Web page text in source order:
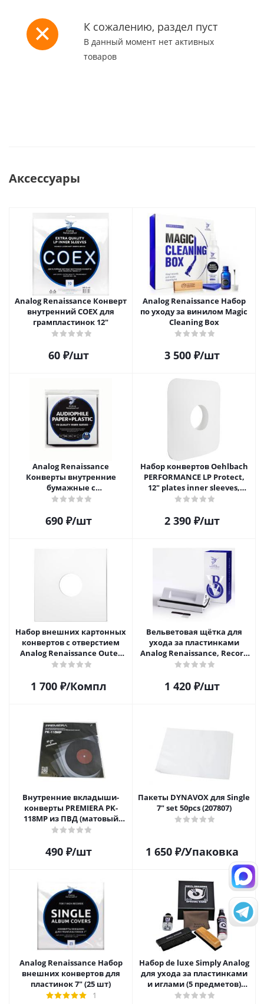
К сожалению, раздел пуст
В данный момент нет активных
товаров
Аксессуары
Analog Renaissance Конверт
внутренний COEX для
грампластинок 12"
60 ₽/шт
Analog Renaissance Набор
по уходу за винилом Magic
Cleaning Box
3 500₽/шт
Analog Renaissance
Конверты внутренние
бумажные с
антистатическим пакетом
Audiophile Paper+Plastic (10
690 ₽/шт
Набор конвертов Oehlbach
PERFORMANCE LP Protect,
12" plates inner sleeves,
D1C2611
2 390₽/шт
Набор внешних картонных
конвертов с отверстием
Analog Renaissance Оuter
Carton Jacket, 10шт, AR-
1 700 ₽/Компл
Вельветовая щётка для
ухода за пластинками
Analog Renaissance, Record
Velvet Brush, AR-7152, White
1 420₽/шт
Внутренние вкладыши-
конверты PREMIERA PK-
118MP из ПВД (матовый
пластик) для 12" виниловых
490 ₽/шт
Пакеты DYNAVOX для Single
7" set 50pcs (207807)
1 650₽/Упаковка
Analog Renaissance Набор
внешних конвертов для
пластинок 7" (25 шт)
1
Набор de luxe Simply Analog
для ухода за пластинками
и иглами (5 предметов)
SAVC003